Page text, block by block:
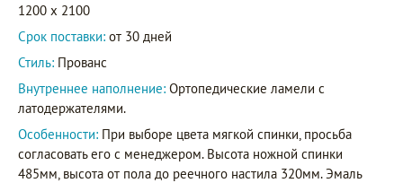
1200 x 2100
Срок поставки: от 30 дней
Стиль: Прованс
Внутреннее наполнение: Ортопедические ламели с
латодержателями.
Особенности: При выборе цвета мягкой спинки, просьба
согласовать его с менеджером. Высота ножной спинки
485мм, высота от пола до реечного настила 320мм. Эмаль